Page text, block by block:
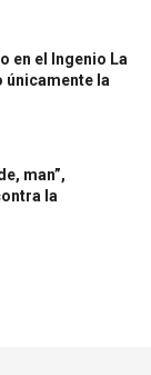
en el Ingenio La
únicamente la
man”,
la